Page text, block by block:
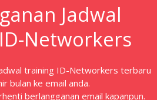
Jadwal
Networkers
training ID-Networkers terbaru
bulan ke email anda.
berlangganan email kapanpun.